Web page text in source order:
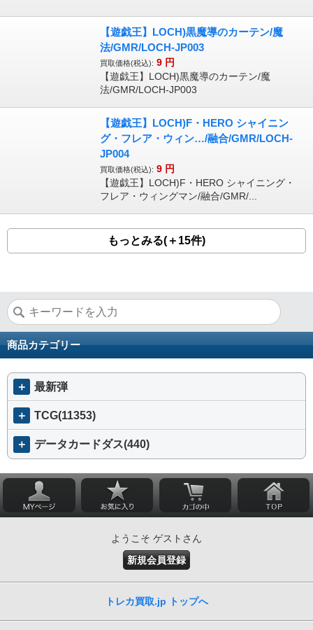
【遊戯王】LOCH)黒魔導のカーテン/魔
法/GMR/LOCH-JP003
買取価格(税込): 9 円
【遊戯王】LOCH)黒魔導のカーテン/魔
法/GMR/LOCH-JP003
【遊戯王】LOCH)F・HERO シャイニン
グ・フレア・ウィン…/融合/GMR/LOCH-
JP004
買取価格(税込): 9 円
【遊戯王】LOCH)F・HERO シャイニング・
フレア・ウィングマン/融合/GMR/...
もっとみる(＋15件)
商品カテゴリー
＋ 最新弾
＋ TCG(11353)
＋ データカードダス(440)
ようこそ ゲストさん
新規会員登録
トレカ買取.jp トップへ